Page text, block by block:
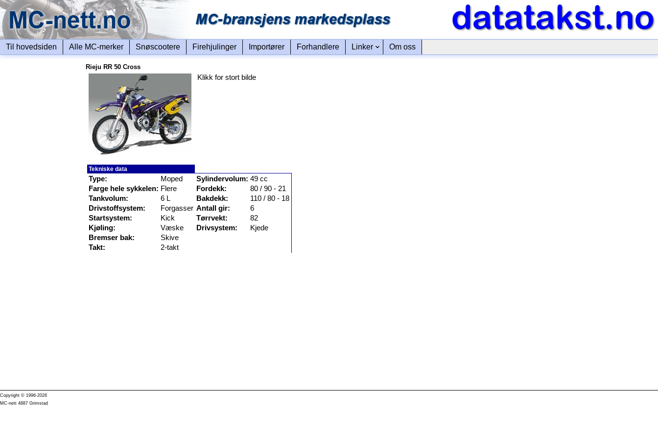
Til hovedsiden Alle MC-merker Snøscootere Firehjulinger Importører Forhandlere Linker Om oss
Rieju RR 50 Cross
Klikk for stort bilde
Tekniske data
Type:
Moped
Farge hele sykkelen: Flere
Tankvolum:
6 L
Drivstoffsystem:
Forgasser
Startsystem:
Kick
Kjøling:
Væske
Bremser bak:
Skive
Takt:
2-takt
Sylindervolum: 49 cc
Fordekk:
80 / 90 - 21
Bakdekk:
110 / 80 - 18
Antall gir:
6
Tørrvekt:
82
Drivsystem:
Kjede
Copyright © 1996-2026
MC-nett 4887 Grimstad